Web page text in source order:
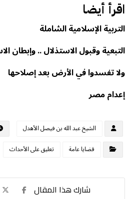
اقرأ أيضا
التربية الإسلامية الشاملة
التبعية وقبول الاستذلال .. وإبطان
ولا تفسدوا في الأرض بعد إصلاحها
إعدام مصر
الشيخ عبد الله بن فيصل الأهدل
قضايا عامة
تعليق على الأحداث